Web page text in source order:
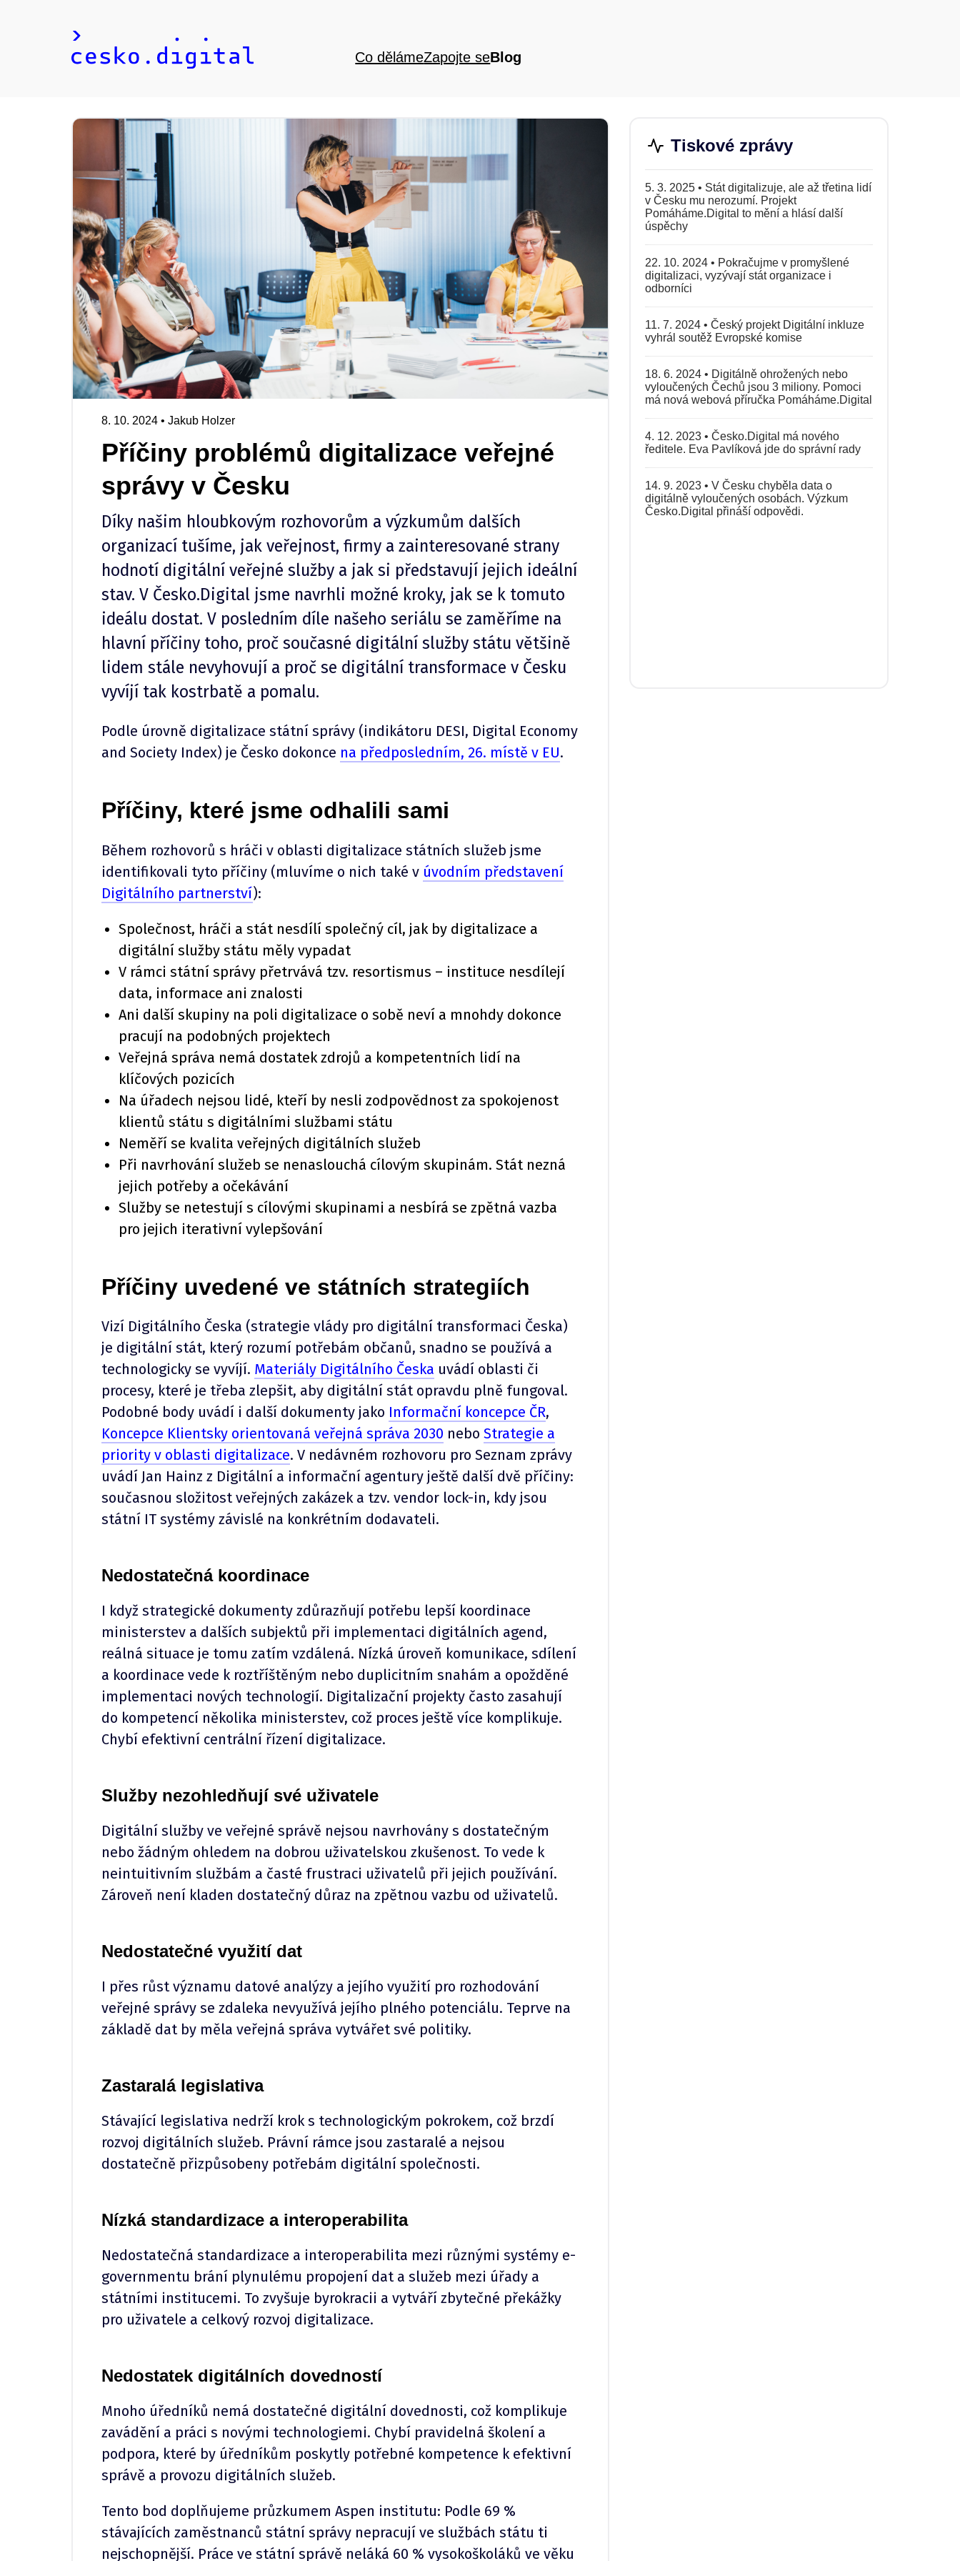
Co dělámeZapojte seBlog
8. 10. 2024 • Jakub Holzer
Příčiny problémů digitalizace veřejné
správy v Česku
Díky našim hloubkovým rozhovorům a výzkumům dalších
organizací tušíme, jak veřejnost, firmy a zainteresované strany
hodnotí digitální veřejné služby a jak si představují jejich ideální
stav. V Česko.Digital jsme navrhli možné kroky, jak se k tomuto
ideálu dostat. V posledním díle našeho seriálu se zaměříme na
hlavní příčiny toho, proč současné digitální služby státu většině
lidem stále nevyhovují a proč se digitální transformace v Česku
vyvíjí tak kostrbatě a pomalu.
Podle úrovně digitalizace státní správy (indikátoru DESI, Digital Economy
and Society Index) je Česko dokonce na předposledním, 26. místě v EU.
Příčiny, které jsme odhalili sami
Během rozhovorů s hráči v oblasti digitalizace státních služeb jsme
identifikovali tyto příčiny (mluvíme o nich také v úvodním představení
Digitálního partnerství):
Společnost, hráči a stát nesdílí společný cíl, jak by digitalizace a
digitální služby státu měly vypadat
V rámci státní správy přetrvává tzv. resortismus – instituce nesdílejí
data, informace ani znalosti
Ani další skupiny na poli digitalizace o sobě neví a mnohdy dokonce
pracují na podobných projektech
Veřejná správa nemá dostatek zdrojů a kompetentních lidí na
klíčových pozicích
Na úřadech nejsou lidé, kteří by nesli zodpovědnost za spokojenost
klientů státu s digitálními službami státu
Neměří se kvalita veřejných digitálních služeb
Při navrhování služeb se nenaslouchá cílovým skupinám. Stát nezná
jejich potřeby a očekávání
Služby se netestují s cílovými skupinami a nesbírá se zpětná vazba
pro jejich iterativní vylepšování
Příčiny uvedené ve státních strategiích
Vizí Digitálního Česka (strategie vlády pro digitální transformaci Česka)
je digitální stát, který rozumí potřebám občanů, snadno se používá a
technologicky se vyvíjí. Materiály Digitálního Česka uvádí oblasti či
procesy, které je třeba zlepšit, aby digitální stát opravdu plně fungoval.
Podobné body uvádí i další dokumenty jako Informační koncepce ČR,
Koncepce Klientsky orientovaná veřejná správa 2030 nebo Strategie a
priority v oblasti digitalizace. V nedávném rozhovoru pro Seznam zprávy
uvádí Jan Hainz z Digitální a informační agentury ještě další dvě příčiny:
současnou složitost veřejných zakázek a tzv. vendor lock-in, kdy jsou
státní IT systémy závislé na konkrétním dodavateli.
Nedostatečná koordinace
I když strategické dokumenty zdůrazňují potřebu lepší koordinace
ministerstev a dalších subjektů při implementaci digitálních agend,
reálná situace je tomu zatím vzdálená. Nízká úroveň komunikace, sdílení
a koordinace vede k roztříštěným nebo duplicitním snahám a opožděné
implementaci nových technologií. Digitalizační projekty často zasahují
do kompetencí několika ministerstev, což proces ještě více komplikuje.
Chybí efektivní centrální řízení digitalizace.
Služby nezohledňují své uživatele
Digitální služby ve veřejné správě nejsou navrhovány s dostatečným
nebo žádným ohledem na dobrou uživatelskou zkušenost. To vede k
neintuitivním službám a časté frustraci uživatelů při jejich používání.
Zároveň není kladen dostatečný důraz na zpětnou vazbu od uživatelů.
Nedostatečné využití dat
I přes růst významu datové analýzy a jejího využití pro rozhodování
veřejné správy se zdaleka nevyužívá jejího plného potenciálu. Teprve na
základě dat by měla veřejná správa vytvářet své politiky.
Zastaralá legislativa
Stávající legislativa nedrží krok s technologickým pokrokem, což brzdí
rozvoj digitálních služeb. Právní rámce jsou zastaralé a nejsou
dostatečně přizpůsobeny potřebám digitální společnosti.
Nízká standardizace a interoperabilita
Nedostatečná standardizace a interoperabilita mezi různými systémy e-
governmentu brání plynulému propojení dat a služeb mezi úřady a
státními institucemi. To zvyšuje byrokracii a vytváří zbytečné překážky
pro uživatele a celkový rozvoj digitalizace.
Nedostatek digitálních dovedností
Mnoho úředníků nemá dostatečné digitální dovednosti, což komplikuje
zavádění a práci s novými technologiemi. Chybí pravidelná školení a
podpora, které by úředníkům poskytly potřebné kompetence k efektivní
správě a provozu digitálních služeb.
Tento bod doplňujeme průzkumem Aspen institutu: Podle 69 %
stávajících zaměstnanců státní správy nepracují ve službách státu ti
nejschopnější. Práce ve státní správě neláká 60 % vysokoškoláků ve věku
Tiskové zprávy
5. 3. 2025 • Stát digitalizuje, ale až třetina lidí
v Česku mu nerozumí. Projekt
Pomáháme.Digital to mění a hlásí další
úspěchy
22. 10. 2024 • Pokračujme v promyšlené
digitalizaci, vyzývají stát organizace i
odborníci
11. 7. 2024 •Český projekt Digitální inkluze
vyhrál soutěž Evropské komise
18. 6. 2024 • Digitálně ohrožených nebo
vyloučených Čechů jsou 3 miliony. Pomoci
má nová webová příručka Pomáháme.Digital
4. 12. 2023 •Česko.Digital má nového
ředitele. Eva Pavlíková jde do správní rady
14. 9. 2023 •V Česku chyběla data o
digitálně vyloučených osobách. Výzkum
Česko.Digital přináší odpovědi.